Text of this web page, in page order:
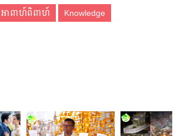
អាពាហ៍ពិពាហ៍ Knowledge